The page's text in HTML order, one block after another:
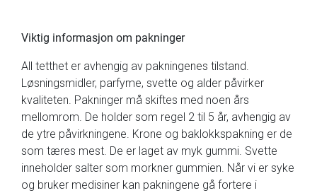
Viktig informasjon om pakninger
All tetthet er avhengig av pakningenes tilstand.
Løsningsmidler, parfyme, svette og alder påvirker
kvaliteten. Pakninger må skiftes med noen års
mellomrom. De holder som regel 2 til 5 år, avhengig av
de ytre påvirkningene. Krone og baklokkspakning er de
som tæres mest. De er laget av myk gummi. Svette
inneholder salter som morkner gummien. Når vi er syke
og bruker medisiner kan pakningene gå fortere i